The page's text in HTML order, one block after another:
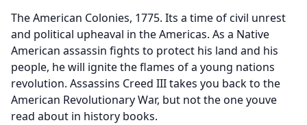
The American Colonies, 1775. Its a time of civil unrest
and political upheaval in the Americas. As a Native
American assassin fights to protect his land and his
people, he will ignite the flames of a young nations
revolution. Assassins Creed III takes you back to the
American Revolutionary War, but not the one youve
read about in history books.